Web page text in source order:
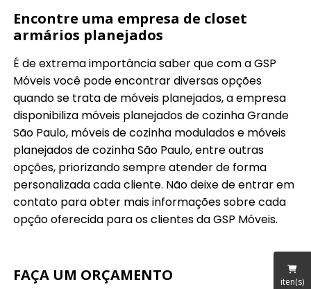
iten(s)
Encontre uma empresa de closet
armários planejados
É de extrema importância saber que com a GSP
Móveis você pode encontrar diversas opções
quando se trata de móveis planejados, a empresa
disponibiliza móveis planejados de cozinha Grande
São Paulo, móveis de cozinha modulados e móveis
planejados de cozinha São Paulo, entre outras
opções, priorizando sempre atender de forma
personalizada cada cliente. Não deixe de entrar em
contato para obter mais informações sobre cada
opção oferecida para os clientes da GSP Móveis.
FAÇA UM ORÇAMENTO